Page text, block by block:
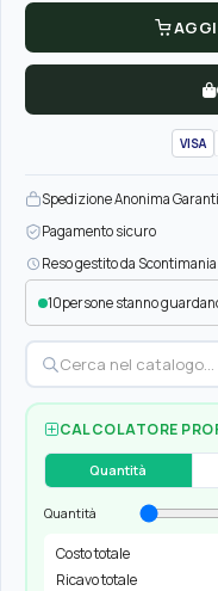
VISA
Spedizione Anonima
Pagamento sicuro
Reso gestito da Scontimania
10persone stanno
CALCOLATORE
Quantità
Quantità
Costo totale
Ricavo totale